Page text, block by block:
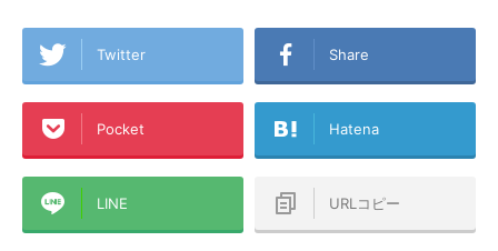
Twitter Share
Pocket Hatena
LINE URLコピー